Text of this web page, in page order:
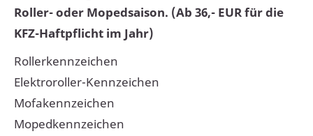
Roller- oder Mopedsaison. (Ab 36,- EUR für die
KFZ-Haftpflicht im Jahr)
Rollerkennzeichen
Elektroroller-Kennzeichen
Mofakennzeichen
Mopedkennzeichen